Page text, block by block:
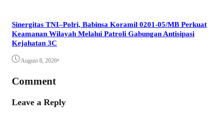
Sinergitas TNI–Polri, Babinsa Koramil 0201-05/MB Perkuat
Keamanan Wilayah Melalui Patroli Gabungan Antisipasi
Kejahatan 3C
August 8, 2026•
Comment
Leave a Reply